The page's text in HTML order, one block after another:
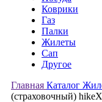
Коврики
Газ
Палки
Жилеты
Сап
Другое
Главная Каталог
(страховочный)